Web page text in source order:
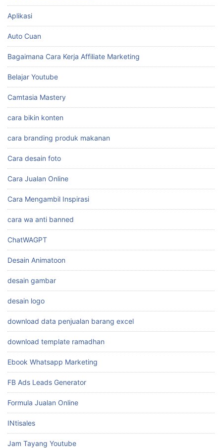
Aplikasi
Auto Cuan
Bagaimana Cara Kerja Affiliate Marketing
Belajar Youtube
Camtasia Mastery
cara bikin konten
cara branding produk makanan
Cara desain foto
Cara Jualan Online
Cara Mengambil Inspirasi
cara wa anti banned
ChatWAGPT
Desain Animatoon
desain gambar
desain logo
download data penjualan barang excel
download template ramadhan
Ebook Whatsapp Marketing
FB Ads Leads Generator
Formula Jualan Online
INtisales
Jam Tayang Youtube